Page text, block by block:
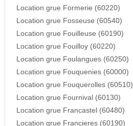
Location grue Formerie (60220)
Location grue Fosseuse (60540)
Location grue Fouilleuse (60190)
Location grue Fouilloy (60220)
Location grue Foulangues (60250)
Location grue Fouquenies (60000)
Location grue Fouquerolles (60510)
Location grue Fournival (60130)
Location grue Francastel (60480)
Location grue Francieres (60190)